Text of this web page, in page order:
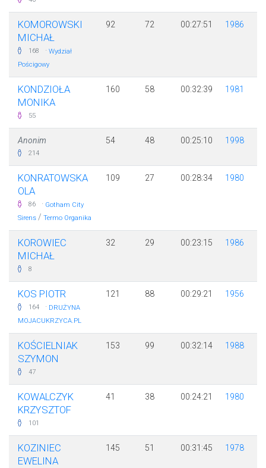
KOMOROWSKI
MICHAŁ
168 · Wydział
Pościgowy
92 72 00:27:51 1986
KONDZIOŁA
MONIKA
55
160 58 00:32:39 1981
Anonim
214
54 48 00:25:10 1998
KONRATOWSKA
OLA
86 · Gotham City
Sirens / Termo Organika
109 27 00:28:34 1980
KOROWIEC
MICHAŁ
8
32 29 00:23:15 1986
KOS PIOTR
164 · DRUŻYNA
MOJACUKRZYCA.PL
121 88 00:29:21 1956
KOŚCIELNIAK
SZYMON
47
153 99 00:32:14 1988
KOWALCZYK
KRZYSZTOF
101
41 38 00:24:21 1980
KOZINIEC
EWELINA
145 51 00:31:45 1978